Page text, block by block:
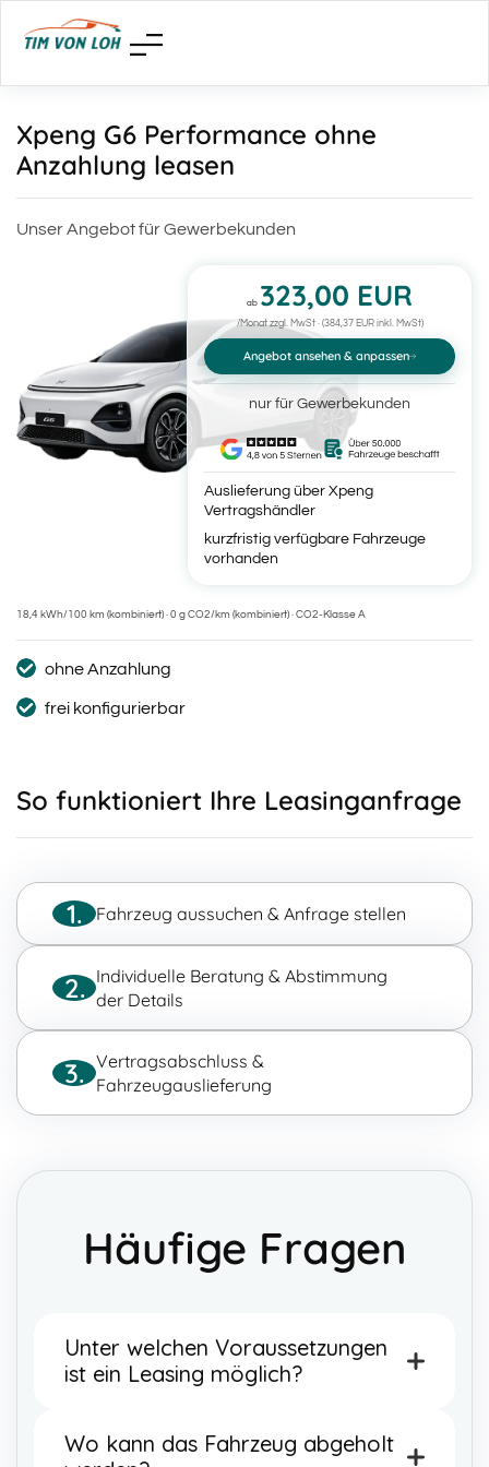
Xpeng G6 Performance ohne
Anzahlung leasen
Unser Angebot für Gewerbekunden
ab 323,00 EUR
/Monat zzgl. MwSt · (384,37 EUR inkl. MwSt)
Angebot ansehen & anpassen
nur für Gewerbekunden
Auslieferung über Xpeng
Vertragshändler
kurzfristig verfügbare Fahrzeuge
vorhanden
18,4 kWh/100 km (kombiniert) · 0 g CO2/km (kombiniert) · CO2-Klasse A
ohne Anzahlung
frei konfigurierbar
So funktioniert Ihre Leasinganfrage
1. Fahrzeug aussuchen & Anfrage stellen
2. Individuelle Beratung & Abstimmung
der Details
3. Vertragsabschluss &
Fahrzeugauslieferung
Häufige Fragen
Unter welchen Voraussetzungen
ist ein Leasing möglich?
sauberer Schufa möglich. Zudem gilt das
Wo kann das Fahrzeug abgeholt